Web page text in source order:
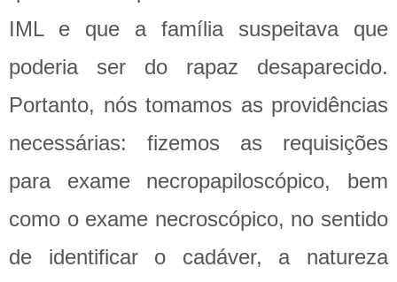
IML e que a família suspeitava que
poderia ser do rapaz desaparecido.
Portanto, nós tomamos as providências
necessárias: fizemos as requisições
para exame necropapiloscópico, bem
como o exame necroscópico, no sentido
de identificar o cadáver, a natureza